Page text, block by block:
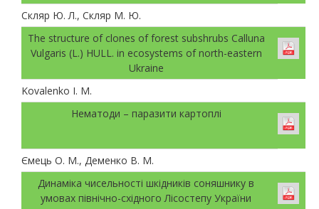
Скляр Ю. Л., Скляр М. Ю.
The structure of clones of forest subshrubs Calluna
Vulgaris (L.) HULL. in ecosystems of north-eastern
Ukraine
Kovalenko I. M.
Нематоди – паразити картоплі
Ємець О. М., Деменко В. М.
Динаміка чисельності шкідників соняшнику в
умовах північно-східного Лісостепу України